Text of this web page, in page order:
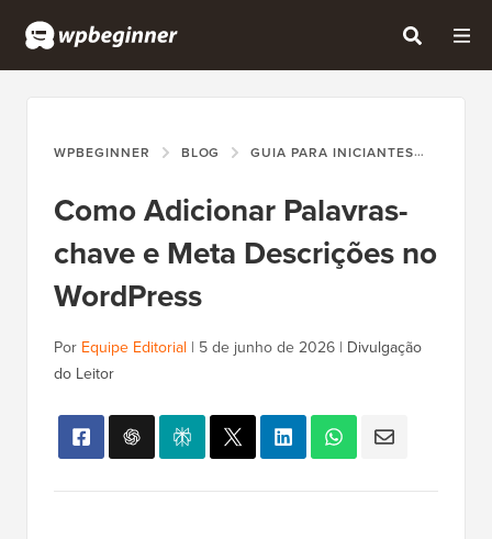
WPBEGINNER BLOG GUIA PARA INICIANTES
Como Adicionar Palavras-
chave e Meta Descrições no
WordPress
Por Equipe Editorial | 5 de junho de 2026 | Divulgação
do Leitor